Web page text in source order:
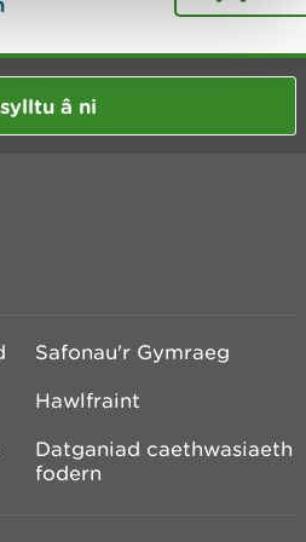
â ni
Safonau'r Gymraeg
Hawlfraint
Datganiad caethwasiaeth
fodern